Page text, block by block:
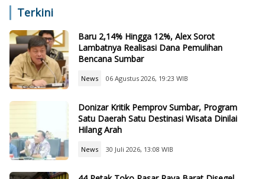
Terkini
Baru 2,14% Hingga 12%, Alex Sorot
Lambatnya Realisasi Dana Pemulihan
Bencana Sumbar
News 06 Agustus 2026, 19:23 WIB
Donizar Kritik Pemprov Sumbar, Program
Satu Daerah Satu Destinasi Wisata Dinilai
Hilang Arah
News 30 Juli 2026, 13:08 WIB